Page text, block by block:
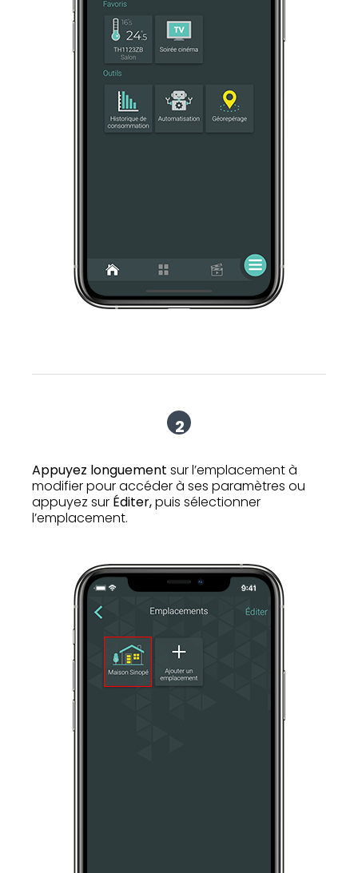
2
Appuyez longuement sur l’emplacement à
modifier pour accéder à ses paramètres ou
appuyez sur Éditer,puis sélectionner
l’emplacement.